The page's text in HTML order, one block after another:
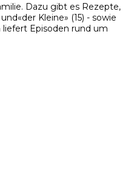
Dazu gibt es Rezepte,
Kleine» (15) - sowie
Episoden rund um